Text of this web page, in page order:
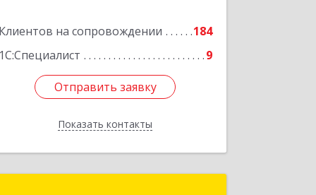
Клиентов на сопровождении
184
1С:Специалист
9
Отправить заявку
Показать контакты
Подробнее
Отправить заявку
Назад